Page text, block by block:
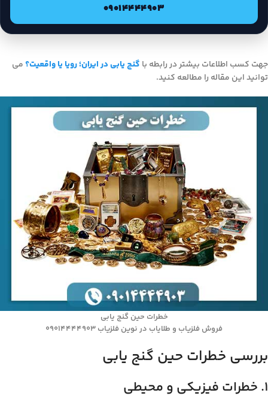
09014444903
جهت کسب اطلاعات بیشتر در رابطه با گنج یابی در ایران؛ رویا یا واقعیت؟می
توانید این مقاله را مطالعه کنید.
خطرات حین گنج یابی
فروش فلزیاب و طلایاب در نوین فلزیاب 09014444903
بررسی خطرات حین گنج یابی
۱. خطرات فیزیکی و محیطی